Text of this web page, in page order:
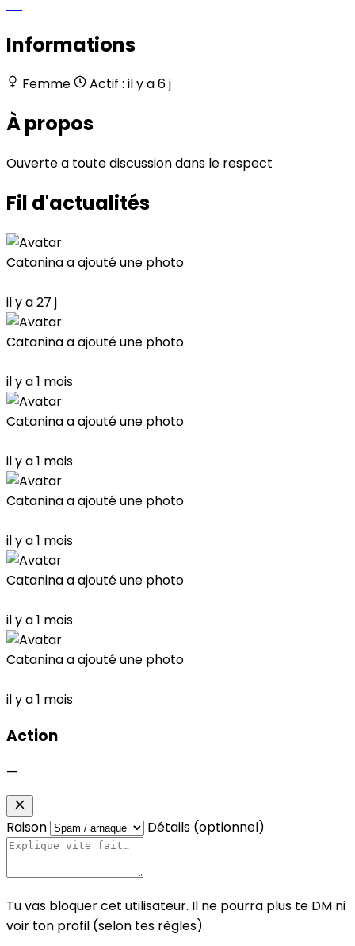
Informations
Femme Actif : il y a 6 j
À propos
Ouverte a toute discussion dans le respect
Fil d'actualités
Cataninaa ajouté une photo
il y a 27 j
Cataninaa ajouté une photo
il y a 1 mois
Cataninaa ajouté une photo
il y a 1 mois
Cataninaa ajouté une photo
il y a 1 mois
Cataninaa ajouté une photo
il y a 1 mois
Cataninaa ajouté une photo
il y a 1 mois
Action
—
Raison Détails (optionnel)
Tu vas bloquer cet utilisateur. Il ne pourra plus te DM ni
voir ton profil (selon tes règles).